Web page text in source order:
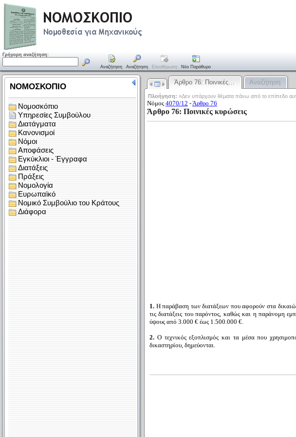
Γρήγορη αναζήτηση:
Αναζήτηση Αναζήτηση Ελευθέρωση Νέο Παράθυρο
Άρθρο 76: Ποινικές… Αναζήτηση